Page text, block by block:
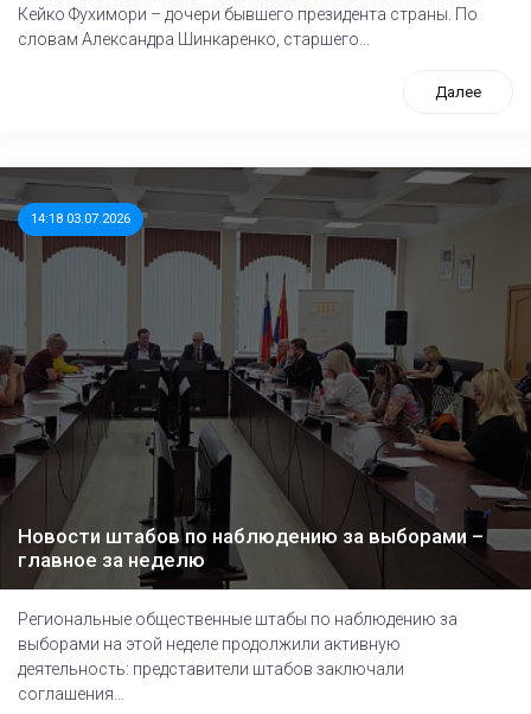
Кейко Фухимори – дочери бывшего президента страны. По
словам Александра Шинкаренко, старшего...
Далее
14:18 03.07.2026
Новости штабов по наблюдению за выборами –
главное за неделю
Региональные общественные штабы по наблюдению за
выборами на этой неделе продолжили активную
деятельность: представители штабов заключали
соглашения...